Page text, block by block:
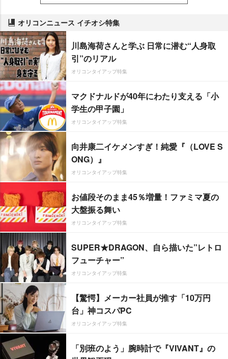
オリコンニュース イチオシ特集
川島海荷さんと学ぶ 日常に潜む“人身取
引”のリアル
オリコンタイアップ特集
マクドナルドが40年にわたり支える「小
学生の甲子園」
オリコンタイアップ特集
向井康二イケメンすぎ！純愛『（LOVE S
ONG）』
オリコンタイアップ特集
お値段そのまま45％増量！ファミマ夏の
大盤振る舞い
オリコンタイアップ特集
SUPER★DRAGON、自ら描いた”レトロ
フューチャー”
オリコンタイアップ特集
【驚愕】メーカー社員が推す「10万円
台」神コスパPC
オリコンタイアップ特集
「別班のよう」腕時計で『VIVANT』の